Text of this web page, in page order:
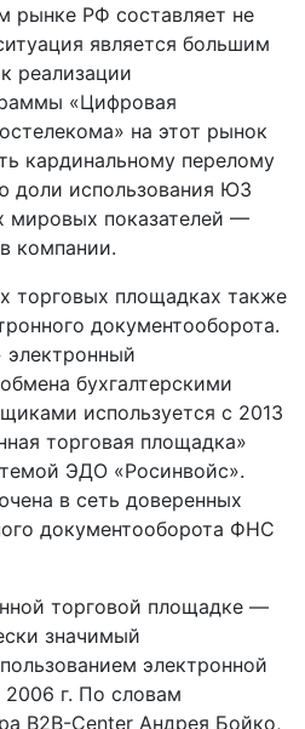
рынке РФ составляет не
является большим
реализации
«Цифровая
на этот рынок
кардинальному перелому
доли использования ЮЗ
мировых показателей —
компании.
торговых площадках также
документооборота.
бухгалтерскими
используется с 2013
торговая площадка»
ЭДО «Росинвойс».
в сеть доверенных
документооборота ФНС
торговой площадке —
значимый
электронной
г. По словам
B2B-Center Андрея Бойко,